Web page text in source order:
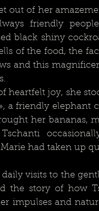
out of her
friendly
black shiny
of the food, the
and this
heartfelt joy, she
a friendly elephant
her bananas,
visits to the
the story of how
impulses and